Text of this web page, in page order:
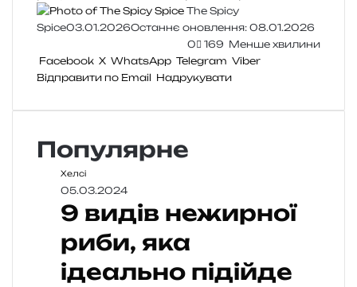
The Spicy
Spice03.01.2026Останнє оновлення: 08.01.2026
0
169 Менше хвилини
Facebook X WhatsApp Telegram Viber
Відправити по Email Надрукувати
Популярне
Хелсі
05.03.2024
9 видів нежирної
риби, яка
ідеально підійде